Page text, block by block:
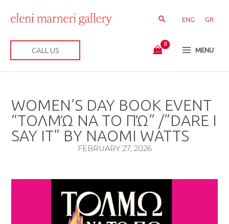
content
ENG GR
CALL US MENU
WOMEN’S DAY BOOK EVENT
“ΤΟΛΜΏ ΝΑ ΤΟ ΠΏ” /”DARE I
SAY IT” BY NAOMI WATTS
FEBRUARY 27, 2026